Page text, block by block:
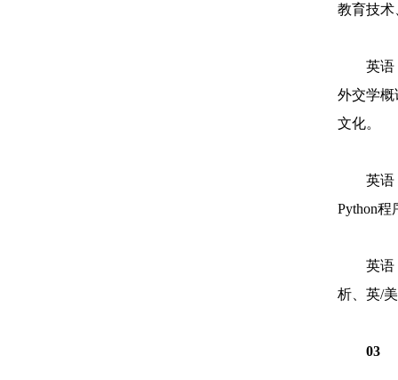
教育技术
英语
外交学概
文化。
英语
Python
英语
析、英/
03